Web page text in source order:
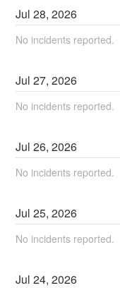
Jul28,2026
No incidents reported.
Jul27,2026
No incidents reported.
Jul26,2026
No incidents reported.
Jul25,2026
No incidents reported.
Jul24,2026